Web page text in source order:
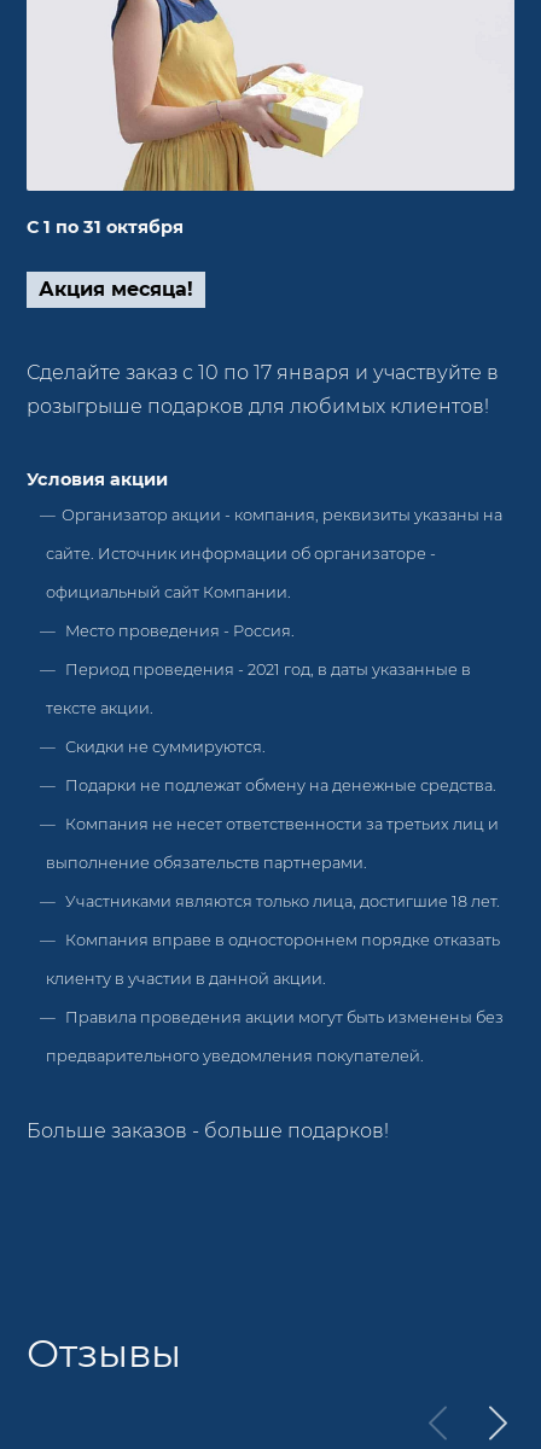
С 1 по 31 октября
Акция месяца!
Сделайте заказ с 10 по 17 января и участвуйте в
розыгрыше подарков для любимых клиентов!
Условия акции
Организатор акции - компания, реквизиты указаны на
сайте. Источник информации об организаторе -
официальный сайт Компании.
Место проведения - Россия.
Период проведения - 2021 год, в даты указанные в
тексте акции.
Скидки не суммируются.
Подарки не подлежат обмену на денежные средства.
Компания не несет ответственности за третьих лиц и
выполнение обязательств партнерами.
Участниками являются только лица, достигшие 18 лет.
Компания вправе в одностороннем порядке отказать
клиенту в участии в данной акции.
Правила проведения акции могут быть изменены без
предварительного уведомления покупателей.
Больше заказов - больше подарков!
Отзывы